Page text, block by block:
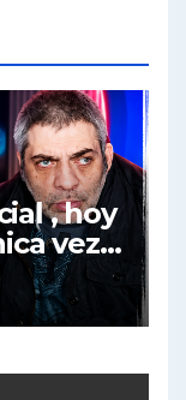
, hoy
vez .
sobran